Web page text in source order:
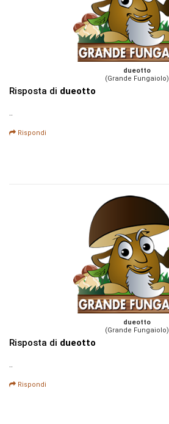
dueotto
(Grande Fungaiolo)
Risposta di dueotto
..
Rispondi
dueotto
(Grande Fungaiolo)
Risposta di dueotto
..
Rispondi